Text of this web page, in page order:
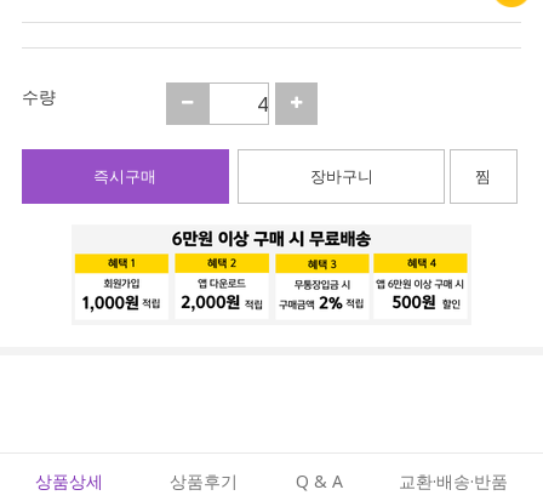
수량
즉시구매 장바구니 찜
상품상세 상품후기 Q & A 교환·배송·반품